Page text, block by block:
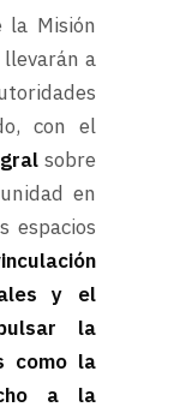
la Misión
a
con el
sobre
en
espacios
y el
la
como la
a la